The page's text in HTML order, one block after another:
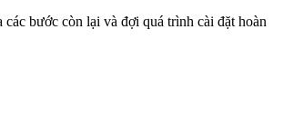
bước còn lại và đợi quá trình cài đặt hoàn